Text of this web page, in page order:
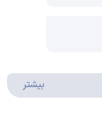
بیشتر